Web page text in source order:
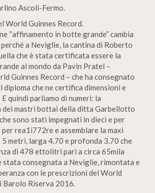
Ascoli-Fermo.
World Guinnes Record.
“affinamento in botte grande” cambia
a Neviglie, la cantina di Roberto
che è stata certificata essere la
al mondo da Pavin Pratel –
Guinnes Record – che ha consegnato
che ne certifica dimensioni e
quindi parliamo di numeri: la
mastri bottai della ditta Garbellotto
sono stati impegnati in dieci e per
rea1i772re e assemblare la maxi
metri, larga 4.70 e profonda 3.70 che
di 478 ettolitri pari a circa 65mila
consegnata a Neviglie, rimontata e
con le prescrizioni del World
Barolo Riserva 2016.